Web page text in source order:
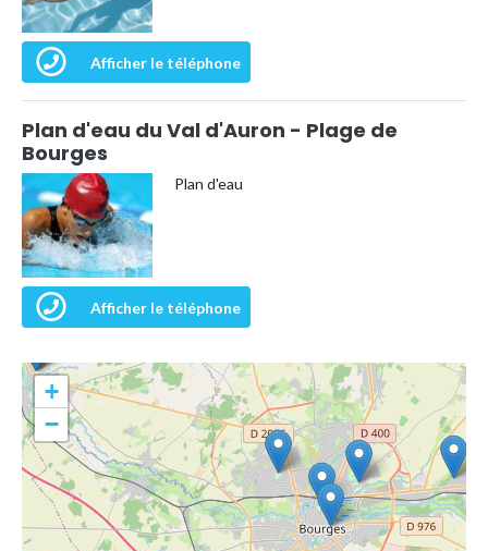
Afficher le téléphone
Plan d'eau du Val d'Auron - Plage de
Bourges
Plan d'eau
Afficher le téléphone
+
−